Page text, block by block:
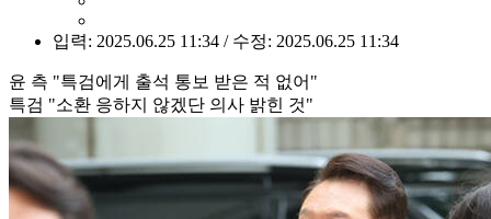
입력: 2025.06.25 11:34 / 수정: 2025.06.25 11:34
윤 측 "특검에게 출석 통보 받은 적 없어"
특검 "소환 응하지 않겠단 의사 밝힌 것"